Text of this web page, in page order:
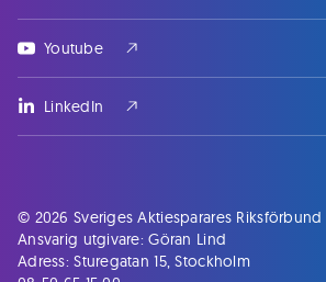
Youtube
LinkedIn
© 2026 Sveriges Aktiesparares Riksförbund
Ansvarig utgivare: Göran Lind
Adress: Sturegatan 15, Stockholm